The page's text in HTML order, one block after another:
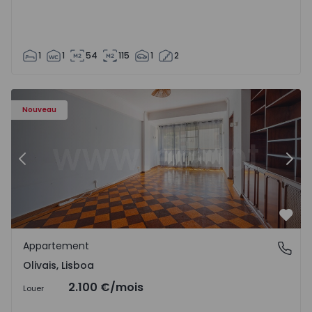
1 1 54 115 1 2
Nouveau
Appartement T5 Lisboa, Olivais - 1575717 - 6
Précédent
Olivais, Lisboa
Appartement
Olivais, Lisboa
Louer 2.100 €/mois